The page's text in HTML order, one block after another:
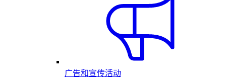
广告和宣传活动